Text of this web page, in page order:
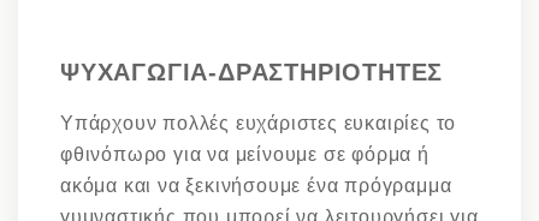
ΨΥΧΑΓΩΓΙΑ-ΔΡΑΣΤΗΡΙΟΤΗΤΕΣ
Υπάρχουν πολλές ευχάριστες ευκαιρίες το
φθινόπωρο για να μείνουμε σε φόρμα ή
ακόμα και να ξεκινήσουμε ένα πρόγραμμα
γυμναστικής που μπορεί να λειτουργήσει για